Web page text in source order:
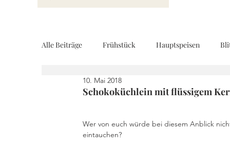
Alle Beiträge Frühstück Hauptspeisen
Kuchen und Desserts
Drinks Fingerfood Geschenke aus der
Schokoküchlein mit flüssigem
10. Mai 2018
Wer von euch würde bei diesem Anblick
eintauchen?